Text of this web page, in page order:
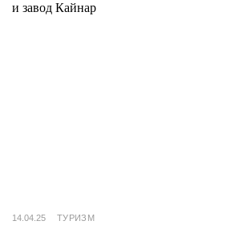
и завод Кайнар
14.04.25 ТУРИЗМ